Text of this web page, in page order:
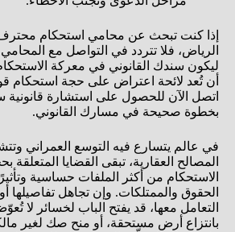
إذا كنت تبحث عن محامي استحكام
الرياض، فلا تتردد في التواصل مع
ليكون سندك القانوني في معركة
أن تُعد لائحة اعتراض على حجة استحكام
اتصل الآن للحصول على استشارة قانونية
بخطوة صحيحة في مسارك القانوني.
في عالم يتسارع فيه التوسع العمراني
المصالح العقارية، تبقى القضايا المتعلقة
الاستحكام من أكثر الملفات حساسية
الحقوق والممتلكات. وإن تجاهل تفاصيلها
التعامل معها، قد يفتح الباب لخسائر لا
بانتزاع أرض مستحقة، أو منح صك لغير